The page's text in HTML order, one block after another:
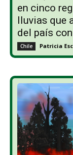
en cinco
lluvias
del país
Chile Patricia